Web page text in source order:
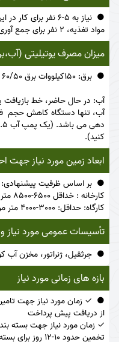
مواد تغذیه، 2 نفر برای جمع آوری مواد خروجی).
میزان مصرف یوتیلیتی
برق: 150کیلووات برق 60/50 هرتز با ولتاژ 220/380
آب: در حال حاضر، خط
آب، تنها دستگاه کاهش حجم
کنید).
ابعاد زمین مورد نیاز جهت
بر اساس ظرفیت پیشنهادی:
کارخانه : خداقل 6500-8500 متر مربع و ارتفاع 10 متر باشد
کارگاه: حداقل: 3000-4000 متر مربع و ارتفاع 10 متر باشد
تأسیسات عمومی مورد نیاز
جرثقیل، ژنراتور، مخزن آب
بازه های زمانی مورد نیاز
از دریافت پیش پرداخت
✓ زمان مورد نیاز جهت بسته